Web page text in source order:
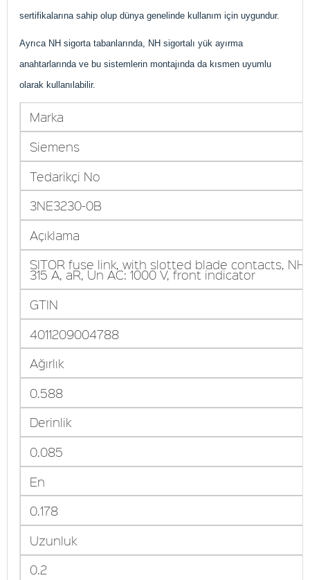
sertifikalarına sahip olup dünya genelinde kullanım için uygundur.
Ayrıca NH sigorta tabanlarında, NH sigortalı yük ayırma
anahtarlarında ve bu sistemlerin montajında da kısmen uyumlu
olarak kullanılabilir.
Marka
Siemens
Tedarikçi No
3NE3230-0B
Açıklama
SITOR fuse link, with slotted blade contacts,
315 A, aR, Un AC: 1000 V, front indicator
GTIN
4011209004788
Ağırlık
0.588
Derinlik
0.085
En
0.178
Uzunluk
0.2